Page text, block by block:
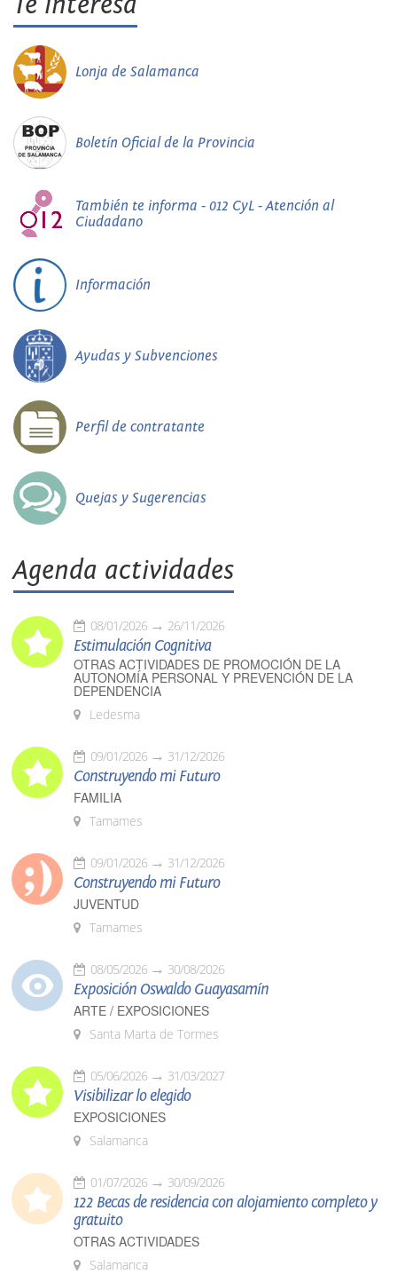
Lonja de Salamanca
Boletín Oficial de la Provincia
También te informa - 012 CyL - Atención al
Ciudadano
Información
Ayudas y Subvenciones
Perfil de contratante
Quejas y Sugerencias
Agenda actividades
08/01/2026 26/11/2026
Estimulación Cognitiva
OTRAS ACTIVIDADES DE PROMOCIÓN DE LA
AUTONOMÍA PERSONAL Y PREVENCIÓN DE LA
DEPENDENCIA
Ledesma
09/01/2026 31/12/2026
Construyendo mi Futuro
FAMILIA
Tamames
09/01/2026 31/12/2026
Construyendo mi Futuro
JUVENTUD
Tamames
08/05/2026 30/08/2026
Exposición Oswaldo Guayasamín
ARTE / EXPOSICIONES
Santa Marta de Tormes
05/06/2026 31/03/2027
Visibilizar lo elegido
EXPOSICIONES
Salamanca
01/07/2026 30/09/2026
122 Becas de residencia con alojamiento completo y
gratuito
OTRAS ACTIVIDADES
Salamanca